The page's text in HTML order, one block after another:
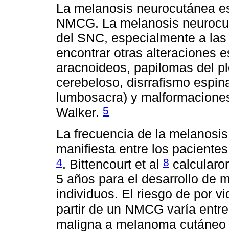
La melanosis neurocutánea
NMCG. La melanosis
del SNC, especialmente a
encontrar otras alteraciones
aracnoideos, papilomas del
cerebeloso, disrrafismo
lumbosacra) y
Walker. 5
La frecuencia de la
manifiesta entre los
4. Bittencourt et al 8
5 años para el desarrollo de
individuos. El riesgo de por
partir de un NMCG varía
maligna a melanoma